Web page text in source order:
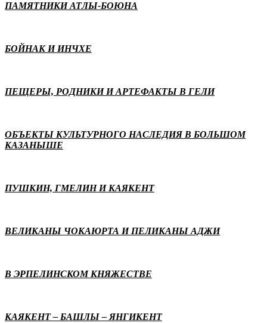
ПАМЯТНИКИ АТЛЫ-БОЮНА
БОЙНАК И ИНЧХЕ
ПЕЩЕРЫ, РОДНИКИ И АРТЕФАКТЫ В ГЕЛИ
ОБЪЕКТЫ КУЛЬТУРНОГО НАСЛЕДИЯ В БОЛЬШОМ
КАЗАНЫШЕ
ПУШКИН, ГМЕЛИН И КАЯКЕНТ
ВЕЛИКАНЫ ЧОКАЮРТА И ПЕЛИКАНЫ АДЖИ
В ЭРПЕЛИНСКОМ КНЯЖЕСТВЕ
КАЯКЕНТ – БАШЛЫ – ЯНГИКЕНТ